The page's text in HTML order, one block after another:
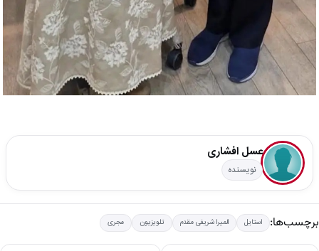
عسل افشاری
نویسنده
برچسب‌ها: استایل المیرا شریفی مقدم تلویزیون مجری